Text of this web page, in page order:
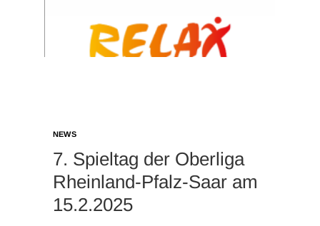
NEWS
7. Spieltag der Oberliga
Rheinland-Pfalz-Saar am
15.2.2025